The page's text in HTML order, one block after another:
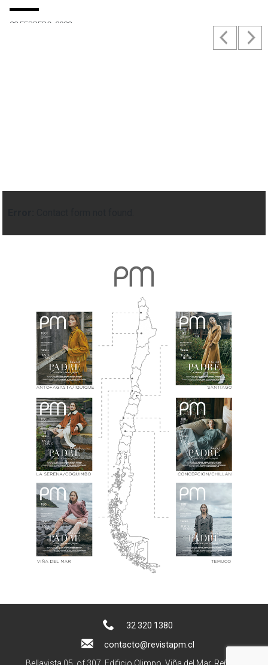
23 FEBRERO, 2022
32 320 1380
contacto@revistapm.cl